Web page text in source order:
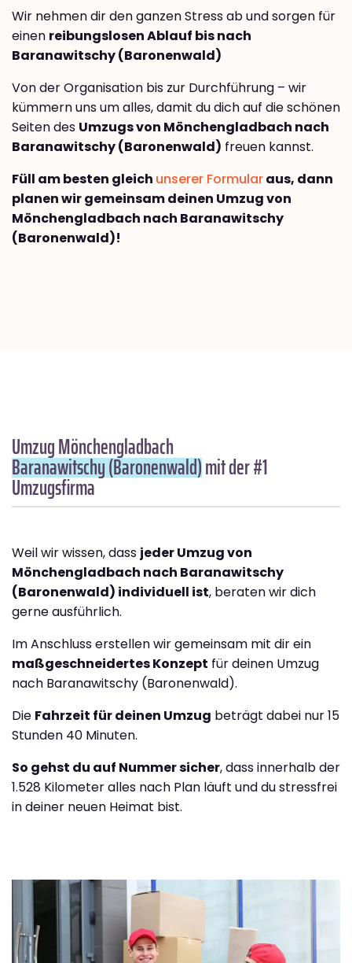
Wir nehmen dir den ganzen Stress ab und sorgen für
einen reibungslosen Ablauf bis nach
Baranawitschy (Baronenwald)
Von der Organisation bis zur Durchführung – wir
kümmern uns um alles, damit du dich auf die schönen
Seiten des Umzugs von Mönchengladbach nach
Baranawitschy (Baronenwald) freuen kannst.
Füll am besten gleich unserer Formularaus, dann
planen wir gemeinsam deinen Umzug von
Mönchengladbach nach Baranawitschy
(Baronenwald)!
Umzug Mönchengladbach
Baranawitschy (Baronenwald)mit der #1
Umzugsfirma
Weil wir wissen, dass jeder Umzug von
Mönchengladbach nach Baranawitschy
(Baronenwald) individuell ist, beraten wir dich
gerne ausführlich.
Im Anschluss erstellen wir gemeinsam mit dir ein
maßgeschneidertes Konzept für deinen Umzug
nach Baranawitschy (Baronenwald).
Die Fahrzeit für deinen Umzug beträgt dabei nur 15
Stunden 40 Minuten.
So gehst du auf Nummer sicher, dass innerhalb der
1.528 Kilometer alles nach Plan läuft und du stressfrei
in deiner neuen Heimat bist.